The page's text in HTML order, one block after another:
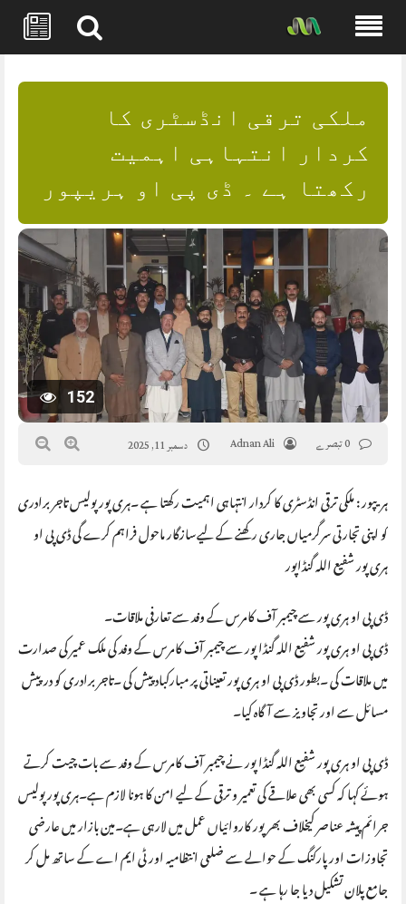
content
ملکی ترقی انڈسٹری کا
کردار انتہاہی اہمیت
رکھتا ہے ۔ ڈی پی او ہریپور
152
Adnan Ali دسمبر 11, 2025
ہریپور : ملکی ترقی انڈسٹری کا کردار انتہاہی اہمیت رکھتا ہے ۔ہری پور پولیس تاجر برادری
کو اپنی تجارتی سرگرمیاں جاری رکھنے کے لیےسازگار ماحول فراہم کرے گی ڈی پی او
ہری پور شفیع اللہ گنڈاپور
ڈی پی او ہری پور سے چیمبر آف کامرس کے وفد سے تعارفی ملاقات۔
ڈی پی او ہری پور شفیع اللہ گنڈا پور سے چیمبر آف کامرس کے وفد کی ملک عمیر کی صدارت
میں ملاقات کی ۔بطور ڈی پی او ہری پور تعیناتی پر مبارکباد پیش کی ۔تاجر برادری کو درپیش
مسائل سے اور تجاویز سے آگاہ کیا۔
ڈی پی او ہری پور شفیع اللہ گنڈا پور نے چیمبر آف کامرس کے وفد سے بات چیت کرتے
ہوئے کہا کہ کسی بھی علاقے کی تعمیر و ترقی کے لیے امن کا ہونا لازم ہے۔ہری پور پولیس
جرائم پیشہ عناصر کیخلاف بھرپور کاروائیاں عمل میں لارہی ہے۔مین بازار میں عارضی
تجاوزات اور پارکنگ کے حوالے سے ضلعی انتظامیہ اور ٹی ایم اے کے ساتھ مل کر
جامع پلان تشکیل دیا جا رہا ہے ۔